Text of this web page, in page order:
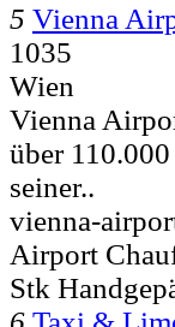
5 Vienna
1035
Wien
Vienna
über
seiner..
vienna-
Airport
Stk